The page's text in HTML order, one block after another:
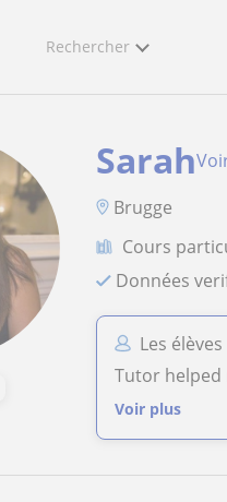
Rechercher
Sarah
Brugge
Cours
Données
Les
Tutor helped
Voir plus